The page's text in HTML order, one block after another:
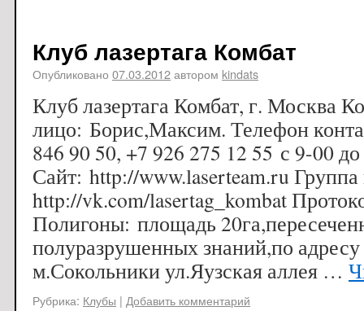
Клуб лазертага Комбат
Опубликовано 07.03.2012автором kindats
Клуб лазертага Комбат, г. Москва
лицо: Борис,Максим. Телефон
846 90 50, +7 926 275 12 55 с 9-00
Сайт: http://www.laserteam.ru Группа
http://vk.com/lasertag_kombat
Полигоны: площадь
полуразрушенных знаний,по
м.Сокольники ул.Яузская аллея …
Рубрика: Клубы | Добавить комментарий